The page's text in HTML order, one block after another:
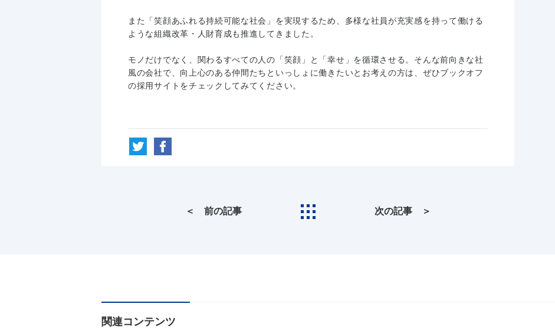
また「笑顔あふれる持続可能な社会」を実現するため、多様な社員が充実感を持って働ける
ような組織改革・人財育成も推進してきました。
モノだけでなく、関わるすべての人の「笑顔」と「幸せ」を循環させる。そんな前向きな社
風の会社で、向上心のある仲間たちといっしょに働きたいとお考えの方は、ぜひブックオフ
の採用サイトをチェックしてみてください。
＜ 前の記事 次の記事 ＞
関連コンテンツ